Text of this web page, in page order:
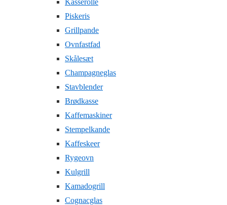
Kasserolle
Piskeris
Grillpande
Ovnfastfad
Skålesæt
Champagneglas
Stavblender
Brødkasse
Kaffemaskiner
Stempelkande
Kaffeskeer
Rygeovn
Kulgrill
Kamadogrill
Cognacglas